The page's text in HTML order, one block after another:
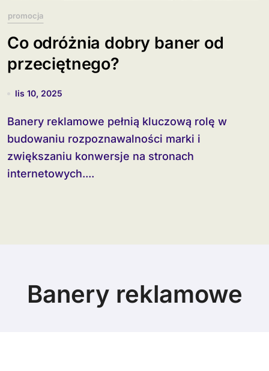
promocja
Co odróżnia dobry baner od
przeciętnego?
lis 10, 2025
Banery reklamowe pełnią kluczową rolę w
budowaniu rozpoznawalności marki i
zwiększaniu konwersje na stronach
internetowych....
Banery reklamowe